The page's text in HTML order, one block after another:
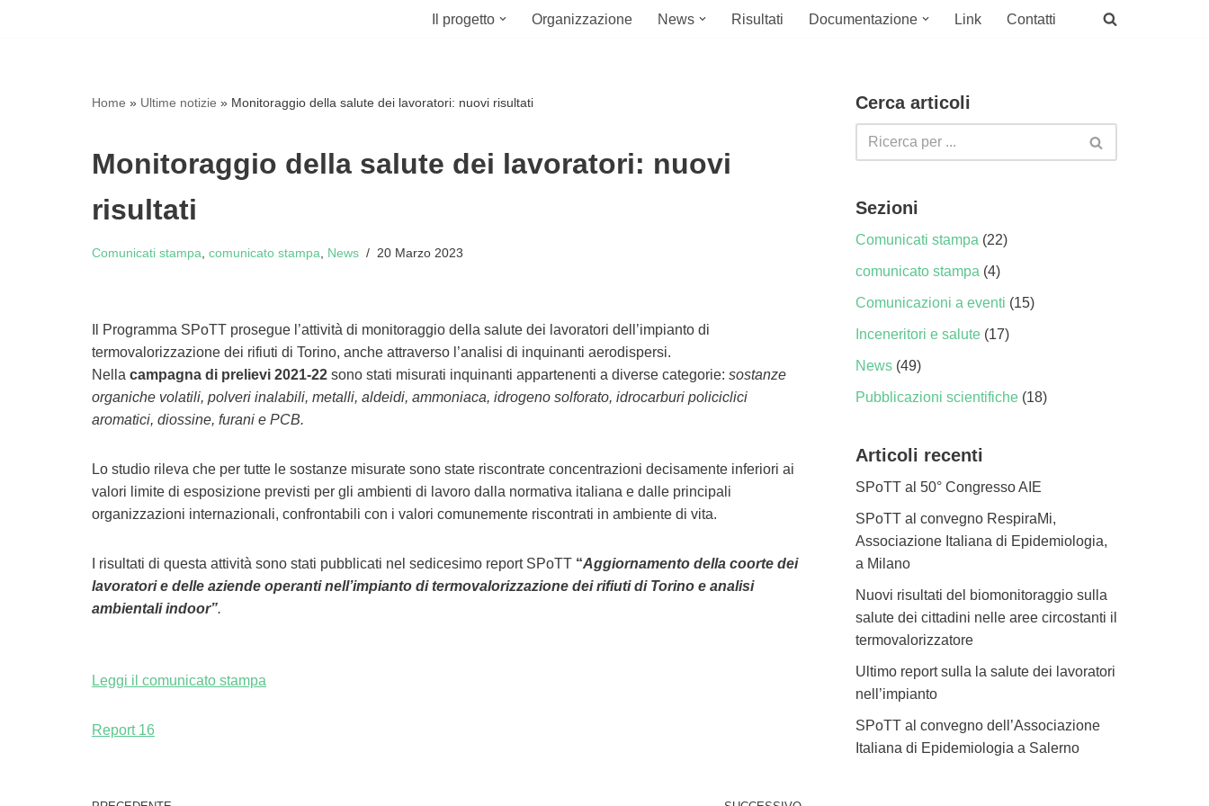
Il progetto Organizzazione News Risultati Documentazione Link Contatti
Home » Ultime notizie » Monitoraggio della salute dei lavoratori: nuovi risultati
Monitoraggio della salute dei lavoratori: nuovi
risultati
Comunicati stampa comunicato stampa News 20 Marzo 2023
Il Programma SPoTT prosegue l’attività di monitoraggio della salute dei lavoratori dell’impianto di
termovalorizzazione dei rifiuti di Torino, anche attraverso l’analisi di inquinanti aerodispersi.
Nella campagna di prelievi 2021-22 sono stati misurati inquinanti appartenenti a diverse categorie: sostanze
organiche volatili, polveri inalabili, metalli, aldeidi, ammoniaca, idrogeno solforato, idrocarburi policiclici
aromatici, diossine, furani e PCB.
Lo studio rileva che per tutte le sostanze misurate sono state riscontrate concentrazioni decisamente inferiori ai
valori limite di esposizione previsti per gli ambienti di lavoro dalla normativa italiana e dalle principali
organizzazioni internazionali, confrontabili con i valori comunemente riscontrati in ambiente di vita.
I risultati di questa attività sono stati pubblicati nel sedicesimo report SPoTT “Aggiornamento della coorte dei
lavoratori e delle aziende operanti nell’impianto di termovalorizzazione dei rifiuti di Torino e analisi
ambientali indoor”.
Leggi il comunicato stampa
Report 16
Cerca articoli
Sezioni
Comunicati stampa (22)
comunicato stampa (4)
Comunicazioni a eventi (15)
Inceneritori e salute (17)
News (49)
Pubblicazioni scientifiche (18)
Articoli recenti
SPoTT al 50° Congresso AIE
SPoTT al convegno RespiraMi,
Associazione Italiana di Epidemiologia,
a Milano
Nuovi risultati del biomonitoraggio sulla
salute dei cittadini nelle aree circostanti il
termovalorizzatore
Ultimo report sulla la salute dei lavoratori
nell’impianto
SPoTT al convegno dell’Associazione
Italiana di Epidemiologia a Salerno